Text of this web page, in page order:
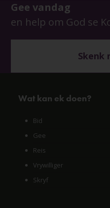
Gee vandag
en help om God se
Skenk
Wat kan ek doen?
Bid
Gee
Reis
Vrywilliger
Skryf